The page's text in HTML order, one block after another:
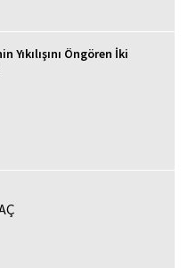
Öngören İki